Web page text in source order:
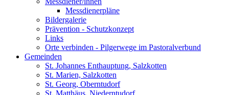
Messdienerpläne
Bildergalerie
Prävention - Schutzkonzept
Links
Orte verbinden - Pilgerwege im Pastoralverbund
Gemeinden
St. Johannes Enthauptung, Salzkotten
St. Marien, Salzkotten
St. Georg, Oberntudorf
St. Matthäus, Niederntudorf